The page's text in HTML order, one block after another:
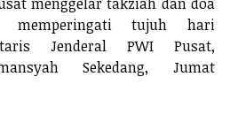
memperingati tujuh hari
Jenderal PWI Pusat,
Sekedang, Jumat